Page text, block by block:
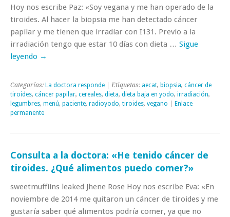
Hoy nos escribe Paz: «Soy vegana y me han operado de la
tiroides. Al hacer la biopsia me han detectado cáncer
papilar y me tienen que irradiar con I131. Previo a la
irradiación tengo que estar 10 días con dieta … Sigue
leyendo →
Categorías: La doctora responde | Etiquetas: aecat, biopsia, cáncer de
tiroides, cáncer papilar, cereales, dieta, dieta baja en yodo, irradiación,
legumbres, menú, paciente, radioyodo, tiroides, vegano
Enlace
permanente
Consulta a la doctora: «He tenido cáncer de
tiroides. ¿Qué alimentos puedo comer?»
sweetmuffiins leaked Jhene Rose Hoy nos escribe Eva: «En
noviembre de 2014 me quitaron un cáncer de tiroides y me
gustaría saber qué alimentos podría comer, ya que no